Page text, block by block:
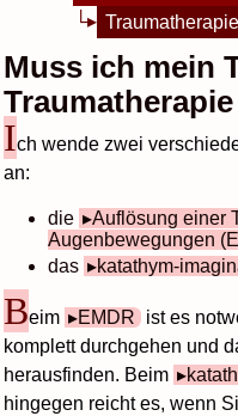
Traumatherapie
Muss ich mein
Ich wende zwei
an:
die
Auflösung einer
Augenbewegungen
das
katathym-
Beim EMDR
ist es
komplett durchgehen und
herausfinden. Beim
hingegen reicht es, wenn